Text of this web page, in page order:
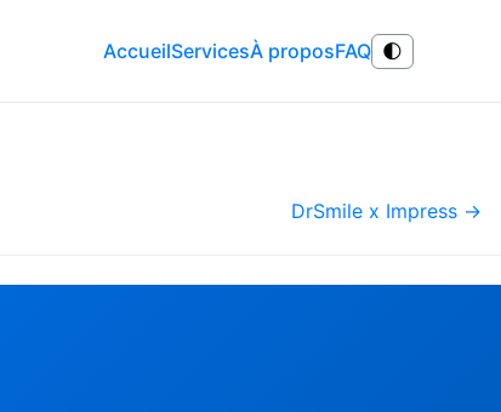
AccueilServicesÀ proposFAQ 🌓
DrSmile x Impress →